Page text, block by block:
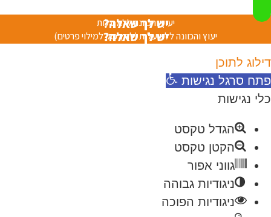
יש לך שאלה?
יעוץ והכוונה ללא עלות
יש לך שאלה?
יעוץ והכוונה ללא עלות (לחץ כאן למילוי פרטים)
דילוג לתוכן
פתח סרגל נגישות
כלי נגישות
הגדל טקסט
הקטן טקסט
גווני אפור
ניגודיות גבוהה
ניגודיות הפוכה